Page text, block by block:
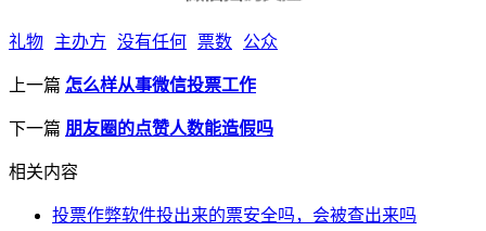
礼物 主办方 没有任何 票数 公众
上一篇 怎么样从事微信投票工作
下一篇 朋友圈的点赞人数能造假吗
相关内容
投票作弊软件投出来的票安全吗，会被查出来吗